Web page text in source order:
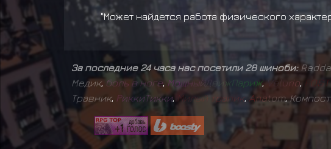
"Может найдется работа физического
За последние 24 часа нас посетили 28 шиноби:
Медик, боль в ноге МощныйД и жПариж,V elurio F OST
Травник, РиккиТикки, Ми лый трапик, Anatom,